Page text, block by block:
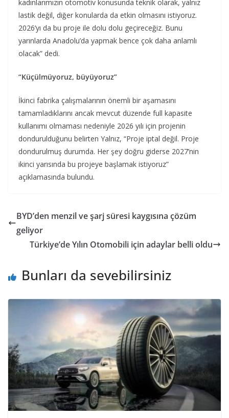
kadınlarımızın otomotiv konusunda teknik olarak, yalnız
lastik değil, diğer konularda da etkin olmasını istiyoruz.
2026’yı da bu proje ile dolu dolu geçireceğiz. Bunu
yarınlarda Anadolu’da yapmak bence çok daha anlamlı
olacak” dedi.
“Küçülmüyoruz, büyüyoruz”
İkinci fabrika çalışmalarının önemli bir aşamasını
tamamladıklarını ancak mevcut düzende full kapasite
kullanımı olmaması nedeniyle 2026 yılı için projenin
dondurulduğunu belirten Yalnız, “Proje iptal değil. Proje
dondurulmuş durumda. Her şey doğru giderse 2027’nin
ikinci yarısında bu projeye başlamak istiyoruz”
açıklamasında bulundu.
BYD’den menzil ve şarj süresi kaygısına çözüm
geliyor
Türkiye’de Yılın Otomobili için adaylar belli oldu
Bunları da sevebilirsiniz